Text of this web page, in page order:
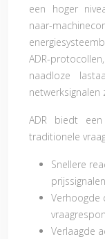
een hoger
naar-
ADR-
naadloze
ADR biedt
traditionele
Snellere
prijssignalen
Verhoogde
Verlaagde